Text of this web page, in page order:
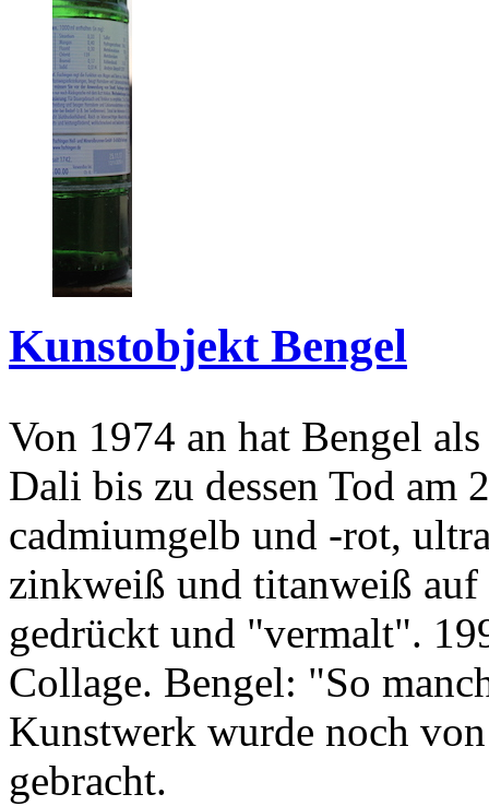
Kunstobjekt Bengel
Von 1974 an hat Bengel
Dali bis zu dessen Tod am
cadmiumgelb und -rot,
zinkweiß und titanweiß
gedrückt und "vermalt".
Collage. Bengel: "So
Kunstwerk wurde noch
gebracht.